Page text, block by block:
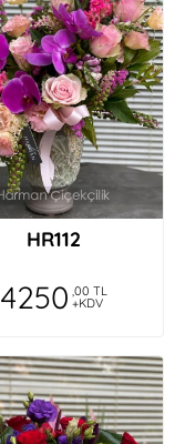
HR112
4250 ,00 TL
+KDV